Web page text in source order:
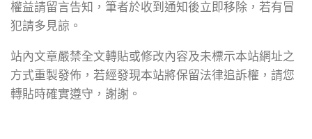
權益請留言告知，筆者於收到通知後立即移除，若有冒
犯請多見諒。
站內文章嚴禁全文轉貼或修改內容及未標示本站網址之
方式重製發佈，若經發現本站將保留法律追訴權，請您
轉貼時確實遵守，謝謝。